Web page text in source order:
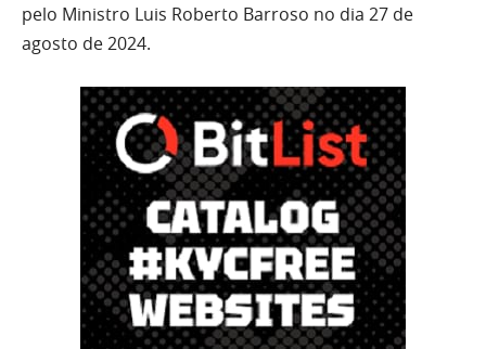
pelo Ministro Luis Roberto Barroso no dia 27 de
agosto de 2024.